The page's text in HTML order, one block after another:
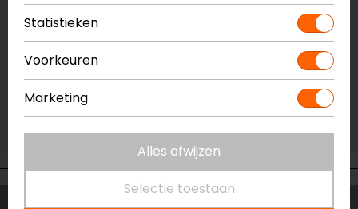
Vestiging Capelle a/d IJssel
Niet op voorraad
Vestiging Eindhoven
Niet op voorraad
Vestiging Vianen
Niet op voorraad
Statistieken
Voorkeuren
Marketing
Alles afwijzen
Selectie toestaan